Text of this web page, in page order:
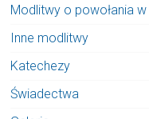
Modlitwy o powołania
Inne modlitwy
Katechezy
Świadectwa